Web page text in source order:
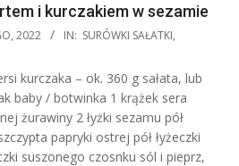
i kurczakiem w sezamie
2022 IN: SURÓWKI SAŁATKI,
kurczaka – ok. 360 g sałata, lub
baby / botwinka 1 krążek sera
żurawiny 2 łyżki sezamu pół
papryki ostrej pół łyżeczki
suszonego czosnku sól i pieprz,